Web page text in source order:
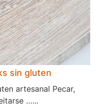
sin gluten
artesanal Pecar,
…...